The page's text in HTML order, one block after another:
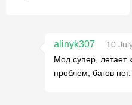
alinyk307
10
Мод супер, летает
проблем, багов